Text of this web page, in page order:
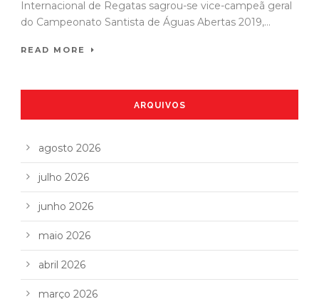
Internacional de Regatas sagrou-se vice-campeã geral
do Campeonato Santista de Águas Abertas 2019,...
READ MORE
ARQUIVOS
agosto 2026
julho 2026
junho 2026
maio 2026
abril 2026
março 2026